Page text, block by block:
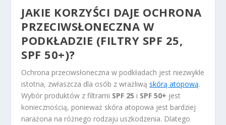
JAKIE KORZYŚCI DAJE OCHRONA
PRZECIWSŁONECZNA W
PODKŁADZIE (FILTRY SPF 25,
SPF 50+)?
Ochrona przeciwsłoneczna w podkładach jest niezwykle
istotna, zwłaszcza dla osób z wrażliwąskórą atopową.
Wybór produktów z filtrami SPF 25 i SPF 50+ jest
koniecznością, ponieważ skóra atopowa jest bardziej
narażona na różnego rodzaju uszkodzenia. Dlatego